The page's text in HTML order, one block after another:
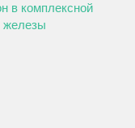
в комплексной
железы